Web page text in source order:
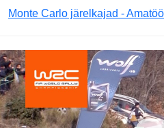
Monte Carlo järelkajad -